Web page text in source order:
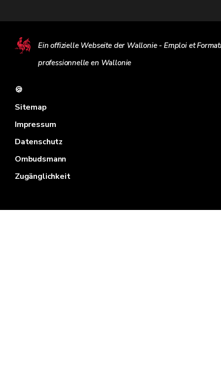
Ein offizielle Webseite der Wallonie - Emploi et
professionnelle en Wallonie
🍪
Sitemap
Impressum
Datenschutz
Ombudsmann
Zugänglichkeit